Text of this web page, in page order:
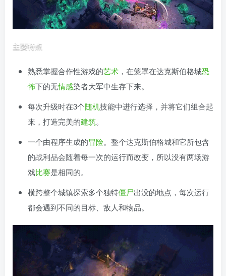
熟悉掌握合作性游戏的艺术 ，在笼罩在达克斯伯格城恐
怖下的无情感染者大军中生存下来。
每次升级时在3个随机技能中进行选择，并将它们组合起
来，打造完美的建筑。
一个由程序生成的冒险。整个达克斯伯格城和它所包含
的战利品会随着每一次的运行而改变，所以没有两场游
戏比赛是相同的。
横跨整个城镇探索多个独特僵尸出没的地点，每次运行
都会遇到不同的目标、敌人和物品。